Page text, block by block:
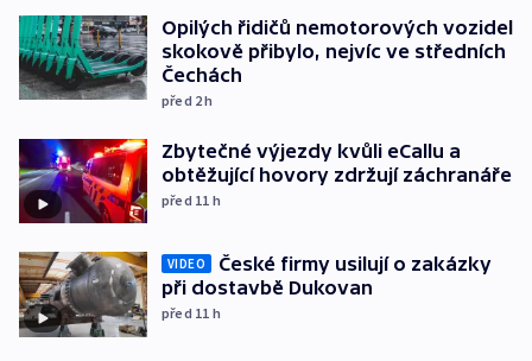
Opilých řidičů nemotorových vozidel
skokově přibylo, nejvíc ve středních
Čechách
před 2h
Zbytečné výjezdy kvůli eCallu a
obtěžující hovory zdržují záchranáře
před 11 h
VIDEO
České firmy usilují o zakázky
při dostavbě Dukovan
před 11 h